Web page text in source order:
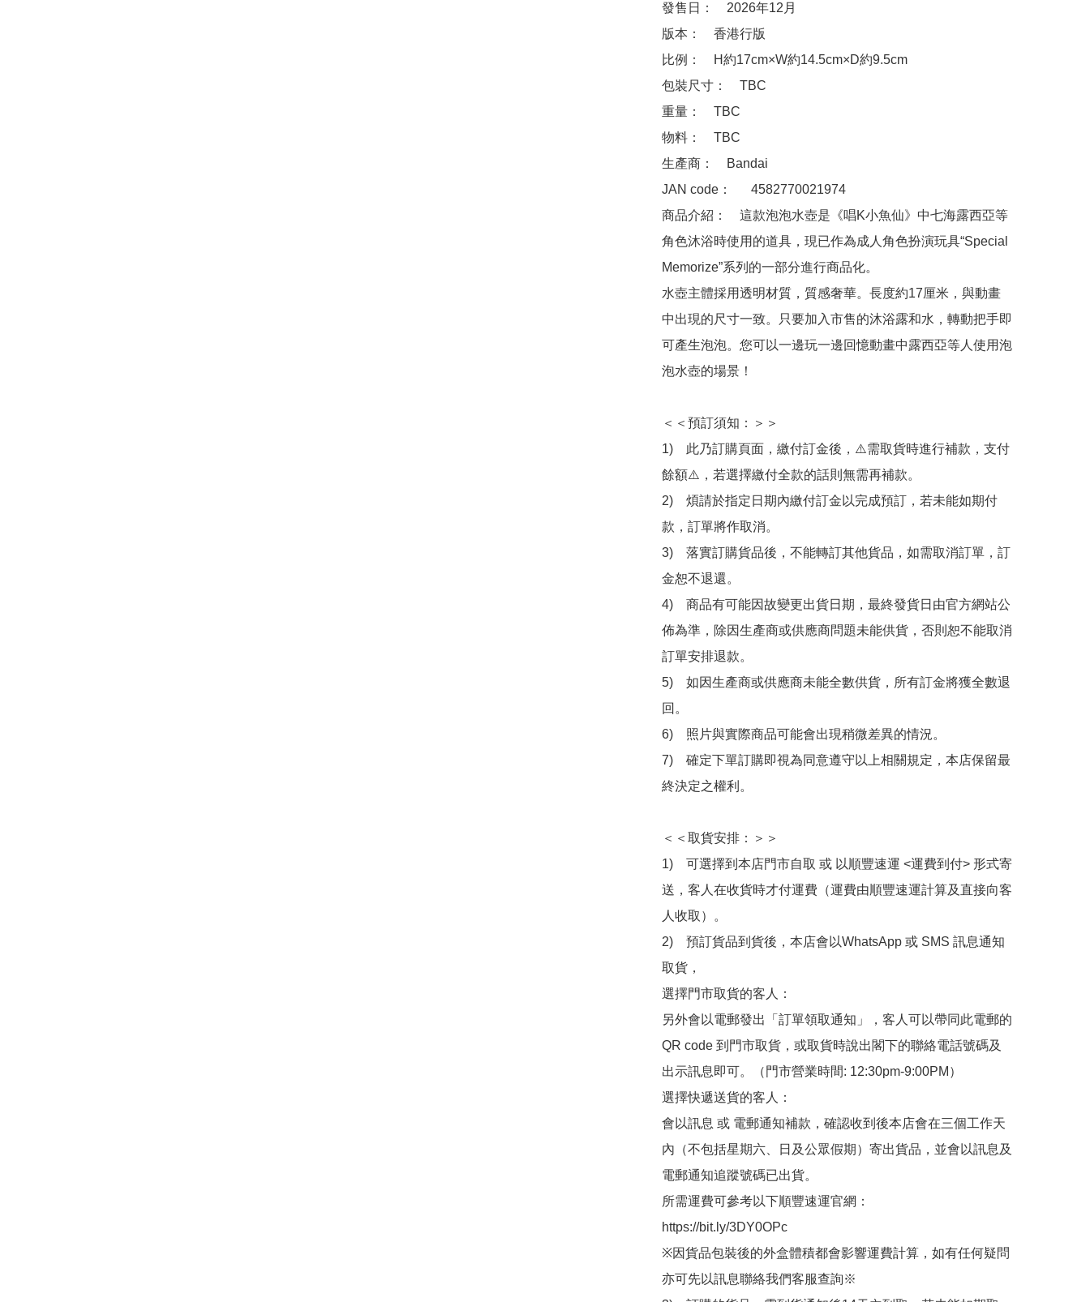
發售日：　2026年12月
版本：　香港行版
比例：　H約17cm×W約14.5cm×D約9.5cm
包裝尺寸：　TBC
重量：　TBC
物料：　TBC
生產商：　Bandai
JAN code：　  4582770021974
商品介紹：　這款泡泡水壺是《唱K小魚仙》中七海露西亞等
角色沐浴時使用的道具，現已作為成人角色扮演玩具“Special
Memorize”系列的一部分進行商品化。
水壺主體採用透明材質，質感奢華。長度約17厘米，與動畫
中出現的尺寸一致。只要加入市售的沐浴露和水，轉動把手即
可產生泡泡。您可以一邊玩一邊回憶動畫中露西亞等人使用泡
泡水壺的場景！
＜＜預訂須知：＞＞
1)　此乃訂購頁面，繳付訂金後，⚠️需取貨時進行補款，支付
餘額⚠️，若選擇繳付全款的話則無需再補款。
2)　煩請於指定日期內繳付訂金以完成預訂，若未能如期付
款，訂單將作取消。
3)　落實訂購貨品後，不能轉訂其他貨品，如需取消訂單，訂
金恕不退還。
4)　商品有可能因故變更出貨日期，最終發貨日由官方網站公
佈為準，除因生產商或供應商問題未能供貨，否則恕不能取消
訂單安排退款。
5)　如因生產商或供應商未能全數供貨，所有訂金將獲全數退
回。
6)　照片與實際商品可能會出現稍微差異的情況。
7)　確定下單訂購即視為同意遵守以上相關規定，本店保留最
終決定之權利。
＜＜取貨安排：＞＞
1)　可選擇到本店門市自取 或 以順豐速運 <運費到付> 形式寄
送，客人在收貨時才付運費（運費由順豐速運計算及直接向客
人收取）。
2)　預訂貨品到貨後，本店會以WhatsApp 或 SMS 訊息通知
取貨，
選擇門市取貨的客人：
另外會以電郵發出「訂單領取通知」，客人可以帶同此電郵的
QR code 到門市取貨，或取貨時說出閣下的聯絡電話號碼及
出示訊息即可。（門市營業時間: 12:30pm-9:00PM）
選擇快遞送貨的客人：
會以訊息 或 電郵通知補款，確認收到後本店會在三個工作天
內（不包括星期六、日及公眾假期）寄出貨品，並會以訊息及
電郵通知追蹤號碼已出貨。
所需運費可參考以下順豐速運官網：
https://bit.ly/3DY0OPc
※因貨品包裝後的外盒體積都會影響運費計算，如有任何疑問
亦可先以訊息聯絡我們客服查詢※